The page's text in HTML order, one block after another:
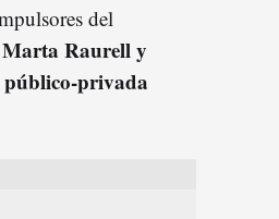
del
Marta Raurell y
público-privada